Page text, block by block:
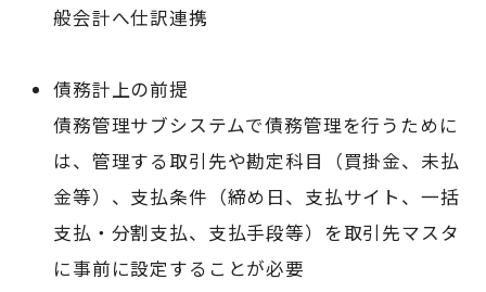
般会計へ仕訳連携
債務計上の前提
債務管理サブシステムで債務管理を行うために
は、管理する取引先や勘定科目（買掛金、未払
金等）、支払条件（締め日、支払サイト、一括
支払・分割支払、支払手段等）を取引先マスタ
に事前に設定することが必要